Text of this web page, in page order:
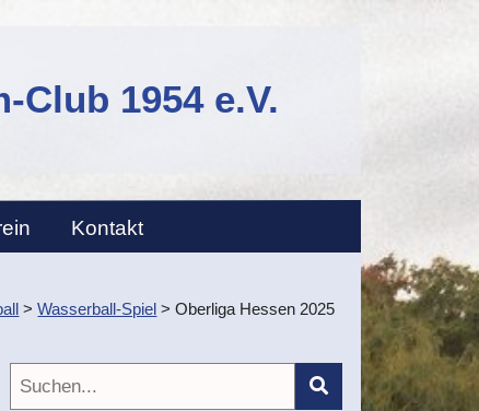
Club 1954 e.V.
Kontakt
>Wasserball-Spiel >Oberliga Hessen 2025